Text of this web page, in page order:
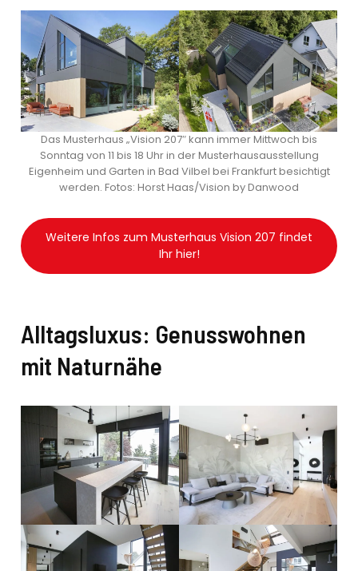
Das Musterhaus „Vision 207″ kann immer Mittwoch bis
Sonntag von 11 bis 18 Uhr in der Musterhausausstellung
Eigenheim und Garten in Bad Vilbel bei Frankfurt besichtigt
werden. Fotos: Horst Haas/Vision by Danwood
Weitere Infos zum Musterhaus Vision 207 findet
Ihr hier!
Alltagsluxus: Genusswohnen
mit Naturnähe